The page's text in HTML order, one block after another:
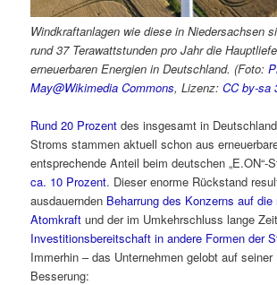
Windkraftanlagen wie diese in Niedersachsen
rund 37 Terawattstunden pro Jahr die
erneuerbaren Energien in Deutschland. (Foto:
May@Wikimedia Commons, Lizenz:CC by-sa
Rund 20 Prozent des insgesamt in
Stroms stammen aktuell schon aus
entsprechende Anteil beim deutschen „E.ON“-
ca. 10 Prozent. Dieser enorme Rückstand
ausdauernden Beharrung des Konzerns auf
Atomkraft und der im Umkehrschluss lange Zeit
Investitionsbereitschaft in andere Formen der
Immerhin – das Unternehmen gelobt auf seiner
Besserung: